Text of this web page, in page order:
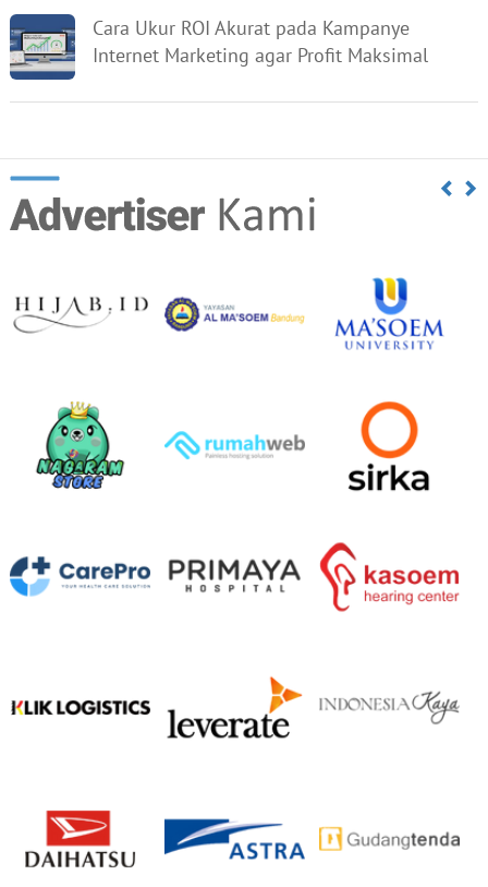
Cara Ukur ROI Akurat pada Kampanye
Internet Marketing agar Profit Maksimal